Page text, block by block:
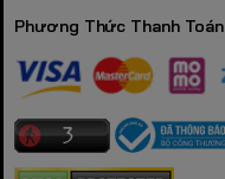
Phương Thức Thanh Toán